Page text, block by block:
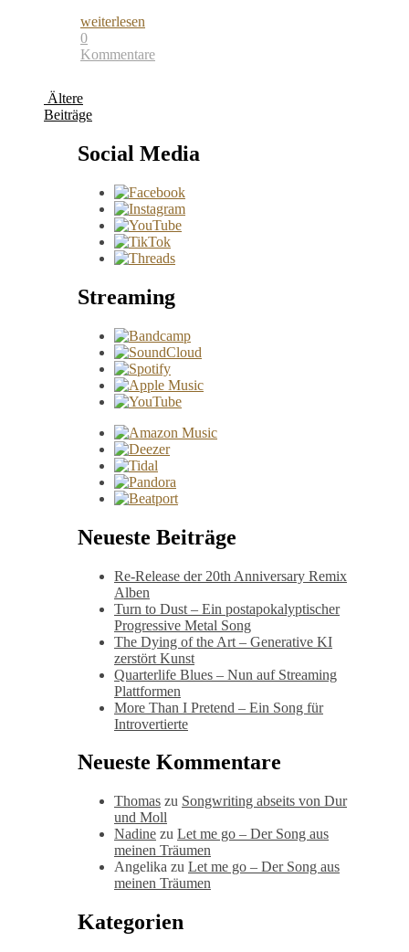
weiterlesen
0
Kommentare
Ältere
Beiträge
Social Media
Streaming
Neueste Beiträge
Re-Release der 20th Anniversary Remix
Alben
Turn to Dust – Ein postapokalyptischer
Progressive Metal Song
The Dying of the Art – Generative KI
zerstört Kunst
Quarterlife Blues – Nun auf Streaming
Plattformen
More Than I Pretend – Ein Song für
Introvertierte
Neueste Kommentare
Thomas zu Songwriting abseits von Dur
und Moll
Nadine zu Let me go – Der Song aus
meinen Träumen
Angelika zu Let me go – Der Song aus
meinen Träumen
Kategorien